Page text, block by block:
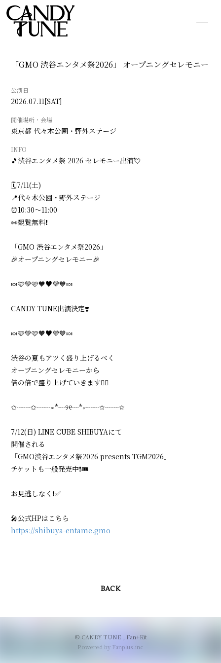
VIDEO
GOODS
PHOTO
Q&A
「GMO 渋谷エンタメ祭2026」 オープニングセレモニー
公演日
2026.07.11[SAT]
開催場所・会場
東京都 代々木公園・野外ステージ
INFO
🎵渋谷エンタメ祭 2026 セレモニー出演💘
🗓️7/11(土)
📍代々木公園・野外ステージ
⏰10:30〜11:00
👀観覧無料❗️
「GMO 渋谷エンタメ祭2026」
🎉オープニングセレモニー🎉
🍬🩵💚🩷🧡♥️💜💙🍬
CANDY TUNE出演決定❣️
🍬🩵💚🩷🧡♥️💜💙🍬
渋谷の夏もアツく盛り上げるべく
オープニングセレモニーから
倍の倍で盛り上げていきます❤️‍🔥
✩┈┈✩┈┈∘*┈୨୧┈*∘┈┈✩┈┈✩
7/12(日) LINE CUBE SHIBUYAにて
開催される
「GMO渋谷エンタメ祭2026 presents TGM2026」
チケットも一般発売中❗️🎟️
お見逃しなく❗️✅
🎤公式HPはこちら
https://shibuya-entame.gmo
BACK
© CANDY TUNE , Fan+Kit
Powered by Fanplus.inc